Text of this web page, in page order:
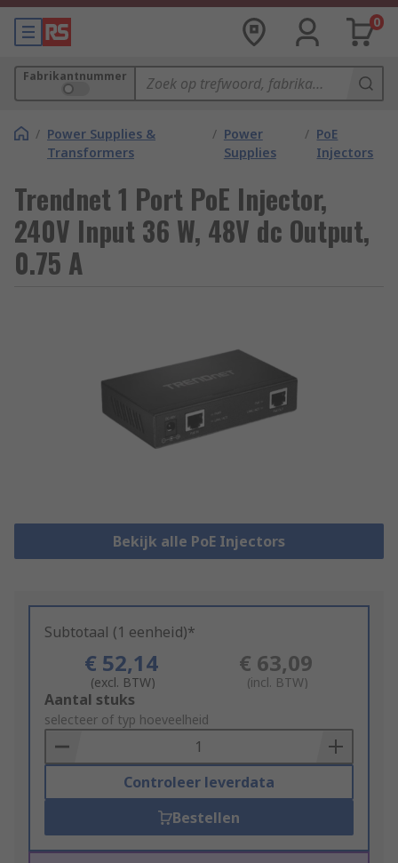
0
Fabrikantnummer
/ Power Supplies &
Transformers
/ Power
Supplies
/ PoE
Injectors
Trendnet 1 Port PoE Injector,
240V Input 36 W, 48V dc Output,
0.75 A
Bekijk alle PoE Injectors
Subtotaal (1 eenheid)*
€ 52,14
(excl. BTW)
€ 63,09
(incl. BTW)
Add
to
Basket
Aantal stuks
selecteer of typ hoeveelheid
Controleer leverdata
Bestellen